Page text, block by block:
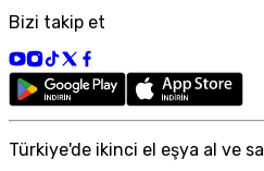
Bizi takip et
Türkiye'de ikinci el eşya al ve